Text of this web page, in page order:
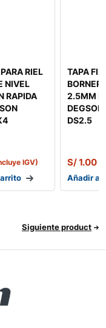
RIEL
NIVEL
RAPIDA
IGV)
TAPA
2.5MM
DS2.5
S/1.00
Añadir al
Siguiente product